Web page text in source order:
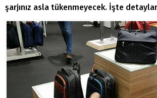
şarjınız asla tükenmeyecek. İşte